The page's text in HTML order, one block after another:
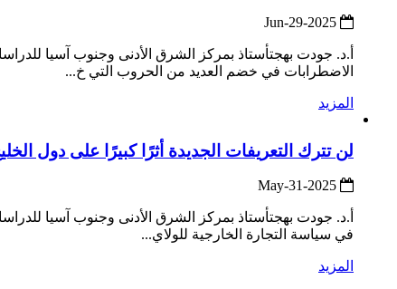
أ.د. جودت بهجتأستاذ بمركز الشرق الأدنى وجنوب آسيا
الاضطرابات في خضم العديد من الحروب التي خ...
المزيد
لن تترك التعريفات الجديدة أثرًا كبيرًا على دول
أ.د. جودت بهجتأستاذ بمركز الشرق الأدنى وجنوب آسيا
في سياسة التجارة الخارجية للولاي...
المزيد